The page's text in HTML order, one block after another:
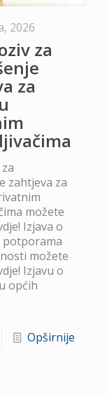
2026
za
za
zahtjeva za
možete
Izjava o
možete
Izjavu o
općih
Opširnije